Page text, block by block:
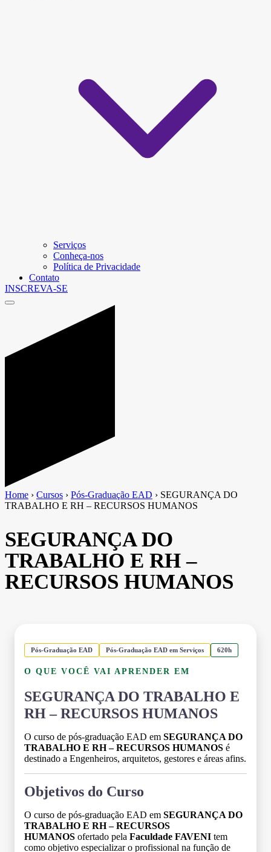
Serviços
Conheça-nos
Política de Privacidade
Contato
INSCREVA-SE
Home › Cursos › Pós-Graduação EAD › SEGURANÇA DO
TRABALHO E RH – RECURSOS HUMANOS
SEGURANÇA DO
TRABALHO E RH –
RECURSOS HUMANOS
Pós-Graduação EAD Pós-Graduação EAD em Serviços 620h
O QUE VOCÊ VAI APRENDER EM
SEGURANÇA DO TRABALHO E
RH – RECURSOS HUMANOS
O curso de pós-graduação EAD em SEGURANÇA DO
TRABALHO E RH – RECURSOS HUMANOS é
destinado a Engenheiros, arquitetos, gestores e áreas afins.
Objetivos do Curso
O curso de pós-graduação EAD em SEGURANÇA DO
TRABALHO E RH – RECURSOS
HUMANOS ofertado pela Faculdade FAVENI tem
como objetivo especializar o profissional na função de